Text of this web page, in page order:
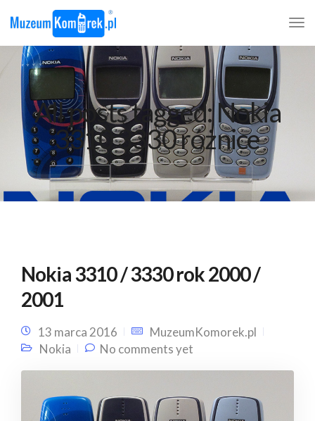
All posts tagged: Nokia
3310 3330 różnice
Nokia 3310 / 3330 rok 2000 /
2001
13 marca 2016
MuzeumKomorek.pl
Nokia
No comments yet